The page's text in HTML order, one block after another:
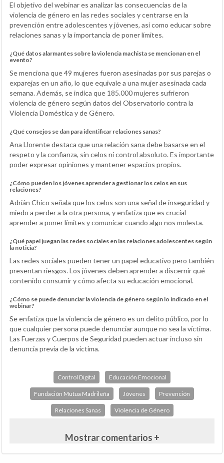
El objetivo del webinar es analizar las consecuencias de la
violencia de género en las redes sociales y centrarse en la
prevención entre adolescentes y jóvenes, así como educar sobre
relaciones sanas y la importancia de poner límites.
¿Qué datos alarmantes sobre la violencia machista se mencionan en el
evento?
Se menciona que 49 mujeres fueron asesinadas por sus parejas o
exparejas en un año, lo que equivale a una mujer asesinada cada
semana. Además, se indica que 185.000 mujeres sufrieron
violencia de género según datos del Observatorio contra la
Violencia Doméstica y de Género.
¿Qué consejos se dan para identificar relaciones sanas?
Ana Llorente destaca que una relación sana debe basarse en el
respeto y la confianza, sin celos ni control absoluto. Es importante
poder expresar opiniones y mantener espacios propios.
¿Cómo pueden los jóvenes aprender a gestionar los celos en sus
relaciones?
Adrián Chico señala que los celos son una señal de inseguridad y
miedo a perder a la otra persona, y enfatiza que es crucial
aprender a poner límites y comunicar cuando algo nos molesta.
¿Qué papel juegan las redes sociales en las relaciones adolescentes según
la noticia?
Las redes sociales pueden tener un papel educativo pero también
presentan riesgos. Los jóvenes deben aprender a discernir qué
contenido consumir y cómo afecta su educación emocional.
¿Cómo se puede denunciar la violencia de género según lo indicado en el
webinar?
Se enfatiza que la violencia de género es un delito público, por lo
que cualquier persona puede denunciar aunque no sea la víctima.
Las Fuerzas y Cuerpos de Seguridad pueden actuar incluso sin
denuncia previa de la víctima.
Control Digital Educación Emocional
Fundación Mutua Madrileña Jóvenes Prevención
Relaciones Sanas Violencia de Género
Mostrar comentarios +